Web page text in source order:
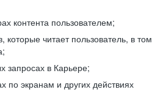
контента пользователем;
которые читает пользователь, в том
запросах в Карьере;
по экранам и других действиях